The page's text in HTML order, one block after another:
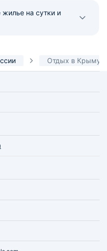
на сутки и
Отдых в Крыму